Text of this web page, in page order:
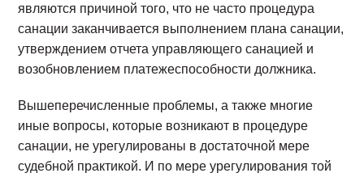
являются причиной того, что не часто процедура
санации заканчивается выполнением плана санации,
утверждением отчета управляющего санацией и
возобновлением платежеспособности должника.
Вышеперечисленные проблемы, а также многие
иные вопросы, которые возникают в процедуре
санации, не урегулированы в достаточной мере
судебной практикой. И по мере урегулирования той